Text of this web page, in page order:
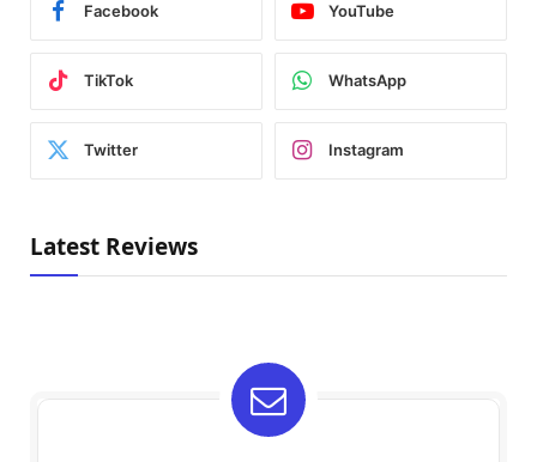
Facebook YouTube
TikTok WhatsApp
Twitter Instagram
Latest Reviews